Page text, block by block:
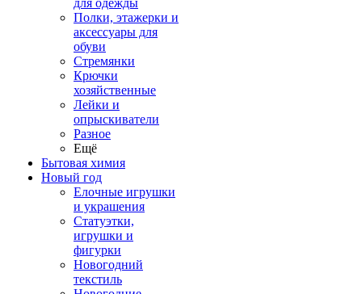
для одежды
Полки, этажерки и
аксессуары для
обуви
Стремянки
Крючки
хозяйственные
Лейки и
опрыскиватели
Разное
Ещё
Бытовая химия
Новый год
Елочные игрушки
и украшения
Статуэтки,
игрушки и
фигурки
Новогодний
текстиль